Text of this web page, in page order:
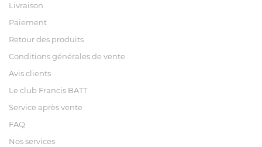
Livraison
Paiement
Retour des produits
Conditions générales de vente
Avis clients
Le club Francis BATT
Service après vente
FAQ
Nos services